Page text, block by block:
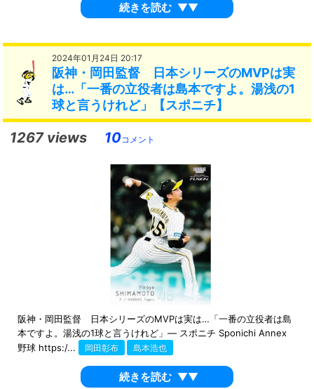
続きを読む ▼▼
2024年01月24日 20:17
阪神・岡田監督 日本シリーズのMVPは実
は…「一番の立役者は島本ですよ。湯浅の1
球と言うけれど」【スポニチ】
1267 views 10コメント
阪神・岡田監督 日本シリーズのMVPは実は…「一番の立役者は島
本ですよ。湯浅の1球と言うけれど」― スポニチ Sponichi Annex
野球 https:/...
岡田彰布 島本浩也
続きを読む ▼▼